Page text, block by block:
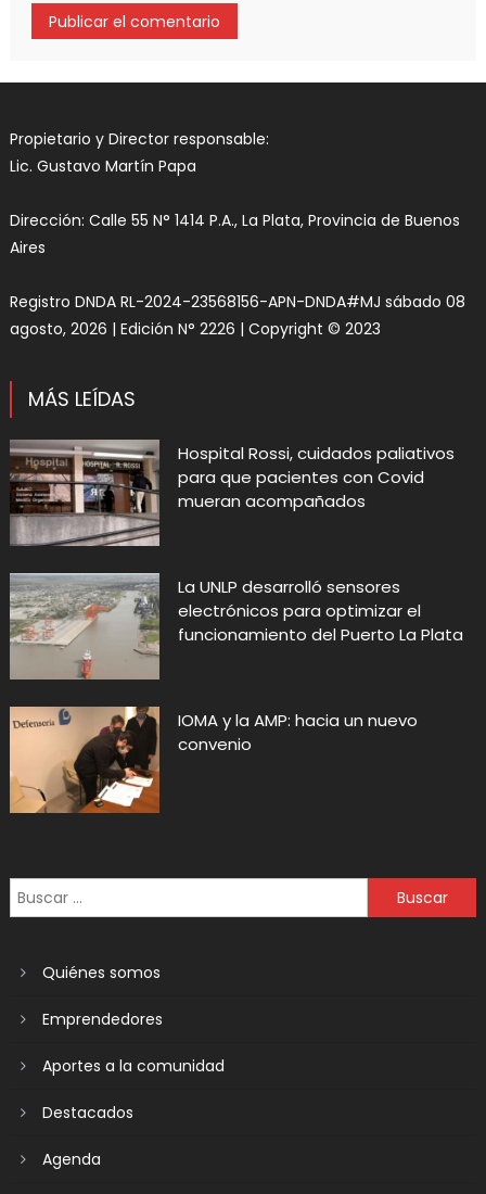
Propietario y Director responsable:
Lic. Gustavo Martín Papa
Dirección: Calle 55 N° 1414 P.A., La Plata, Provincia de Buenos
Aires
Registro DNDA RL-2024-23568156-APN-DNDA#MJ sábado 08
agosto, 2026 | Edición N° 2226 | Copyright © 2023
MÁS LEÍDAS
Hospital Rossi, cuidados paliativos
para que pacientes con Covid
mueran acompañados
La UNLP desarrolló sensores
electrónicos para optimizar el
funcionamiento del Puerto La Plata
IOMA y la AMP: hacia un nuevo
convenio
Quiénes somos
Emprendedores
Aportes a la comunidad
Destacados
Agenda